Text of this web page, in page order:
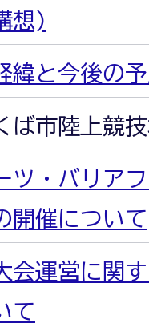
想)
緯と今後の
ば市陸上競
ツ・バリア
開催について
会運営に関
て